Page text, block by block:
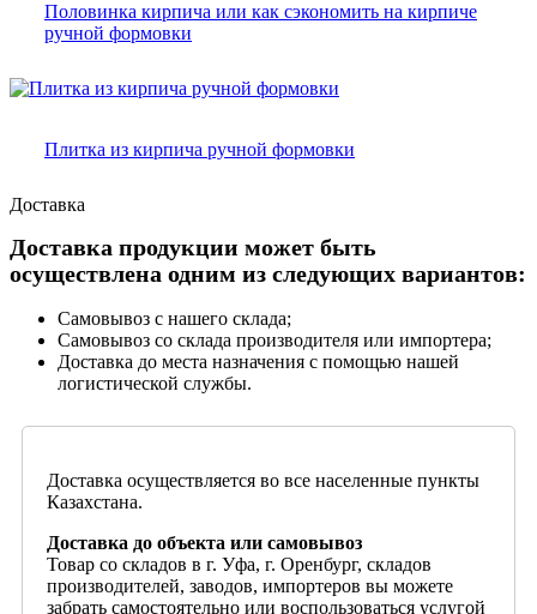
Половинка кирпича или как сэкономить на кирпиче
ручной формовки
Плитка из кирпича ручной формовки
Доставка
Доставка продукции может быть
осуществлена одним из следующих вариантов:
Самовывоз с нашего склада;
Самовывоз со склада производителя или импортера;
Доставка до места назначения с помощью нашей
логистической службы.
Доставка осуществляется во все населенные пункты
Казахстана.
Доставка до объекта или самовывоз
Товар со складов в г. Уфа, г. Оренбург, складов
производителей, заводов, импортеров вы можете
забрать самостоятельно или воспользоваться услугой